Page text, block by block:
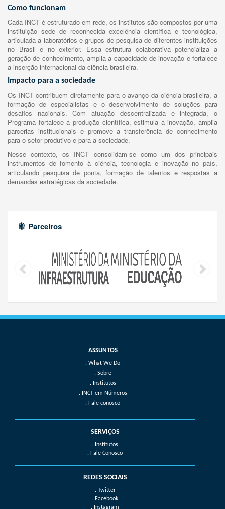
Como funcionam
Cada INCT é estruturado em rede, os institutos são compostos por uma
instituição sede de reconhecida excelência científica e tecnológica,
articulada a laboratórios e grupos de pesquisa de diferentes instituições
no Brasil e no exterior. Essa estrutura colaborativa potencializa a
geração de conhecimento, amplia a capacidade de inovação e fortalece
a inserção internacional da ciência brasileira.
Impacto para a sociedade
Os INCT contribuem diretamente para o avanço da ciência brasileira, a
formação de especialistas e o desenvolvimento de soluções para
desafios nacionais. Com atuação descentralizada e integrada, o
Programa fortalece a produção científica, estimula a inovação, amplia
parcerias institucionais e promove a transferência de conhecimento
para o setor produtivo e para a sociedade.
Nesse contexto, os INCT consolidam-se como um dos principais
instrumentos de fomento à ciência, tecnologia e inovação no país,
articulando pesquisa de ponta, formação de talentos e respostas a
demandas estratégicas da sociedade.
Parceiros
What We Do
Sobre
Institutos
INCT em Números
Fale conosco
SERVIÇOS
. Institutos
. Fale Conosco
REDES SOCIAIS
. Twitter
. Facebook
. Instagram